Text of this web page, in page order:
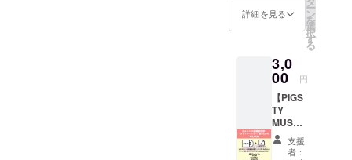
可能で
気持ち
で構い
ませ
ん。
https://
youtu.b
e/6WQt
「上乗
す。 も
ちろ
ん、お
気持ち
で構い
ません
ロゴの
タオル
です。
ブハウ
ス以前
は映画
館『白
石劇
場』で
した。
当時の
詳細を見る ー
ン
を
選
択
す
る
3,0
00 円
【PIGS
TY
MUST
GO ON
4】 支援
者：